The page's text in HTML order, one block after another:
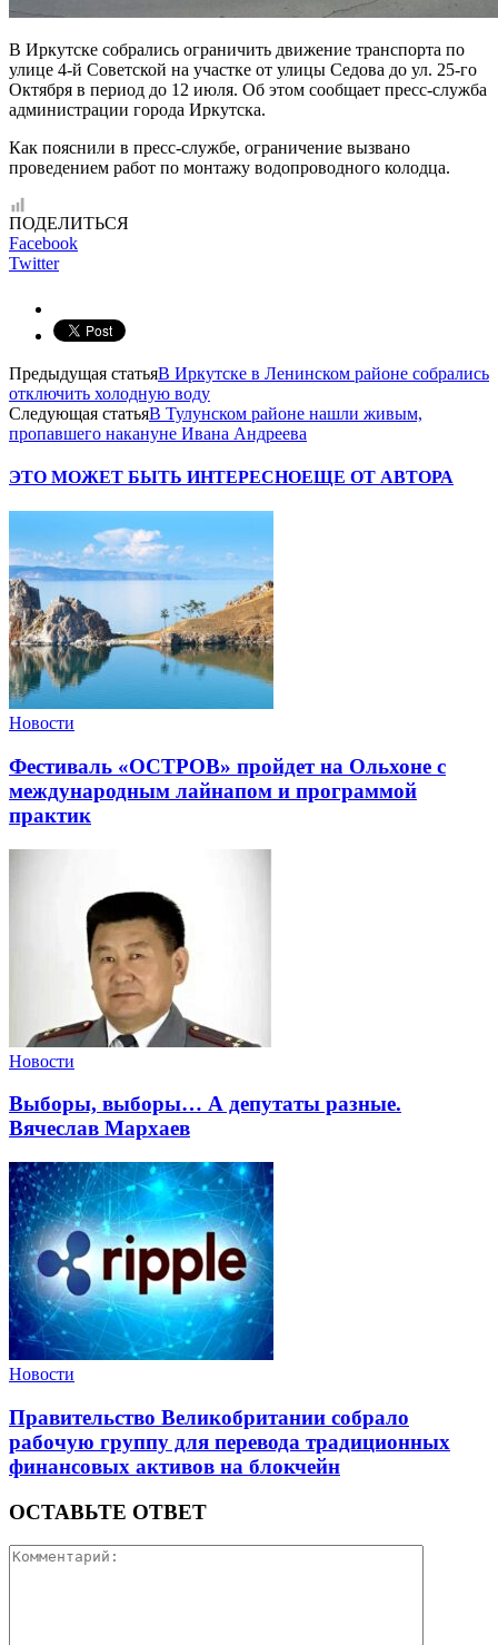
В Иркутске собрались ограничить движение транспорта по
улице 4-й Советской на участке от улицы Седова до ул. 25-го
Октября в период до 12 июля. Об этом сообщает пресс-служба
администрации города Иркутска.
Как пояснили в пресс-службе, ограничение вызвано
проведением работ по монтажу водопроводного колодца.
ПОДЕЛИТЬСЯ
Facebook
Twitter
Предыдущая статьяВ Иркутске в Ленинском районе собрались
отключить холодную воду
Следующая статьяВ Тулунском районе нашли живым,
пропавшего накануне Ивана Андреева
ЭТО МОЖЕТ БЫТЬ ИНТЕРЕСНОЕЩЕ ОТ АВТОРА
Новости
Фестиваль «ОСТРОВ» пройдет на Ольхоне с
международным лайнапом и программой
практик
Новости
Выборы, выборы… А депутаты разные.
Вячеслав Мархаев
Новости
Правительство Великобритании собрало
рабочую группу для перевода традиционных
финансовых активов на блокчейн
ОСТАВЬТЕ ОТВЕТ